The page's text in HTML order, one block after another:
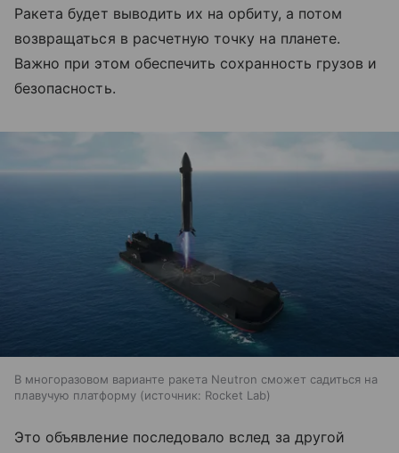
Ракета будет выводить их на орбиту, а потом
возвращаться в расчетную точку на планете.
Важно при этом обеспечить сохранность грузов и
безопасность.
В многоразовом варианте ракета Neutron сможет садиться на
плавучую платформу
источник: Rocket Lab
Это объявление последовало вслед за другой